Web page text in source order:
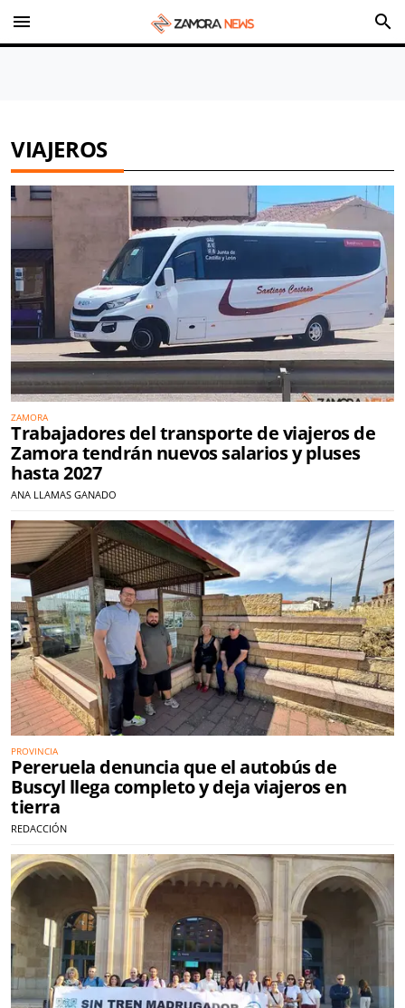
menu search
VIAJEROS
ZAMORA
Trabajadores del transporte de viajeros de
Zamora tendrán nuevos salarios y pluses
hasta 2027
ANA LLAMAS GANADO
PROVINCIA
Pereruela denuncia que el autobús de
Buscyl llega completo y deja viajeros en
tierra
REDACCIÓN